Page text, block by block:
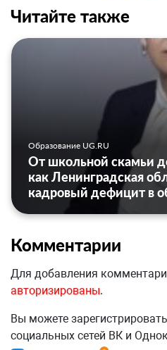
Читайте также
Образование UG.RU
От школьной скамьи
как Ленинградская
кадровый дефицит в
Комментарии
Для добавления
авторизированы.
Вы можете
социальных сетей ВК и